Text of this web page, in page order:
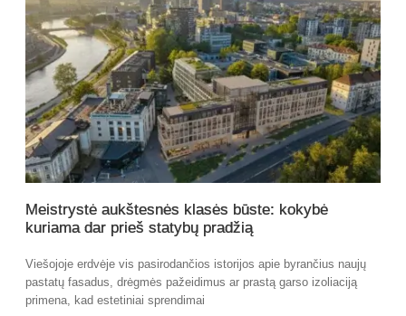
Meistrystė aukštesnės klasės būste: kokybė
kuriama dar prieš statybų pradžią
Viešojoje erdvėje vis pasirodančios istorijos apie byrančius naujų
pastatų fasadus, drėgmės pažeidimus ar prastą garso izoliaciją
primena, kad estetiniai sprendimai